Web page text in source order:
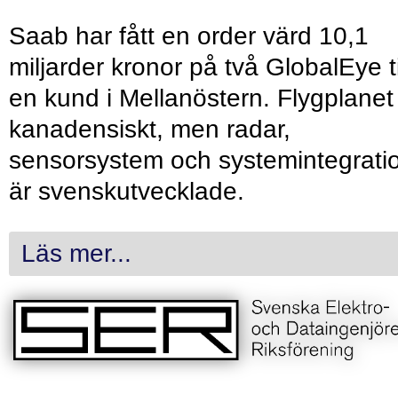
Saab har fått en order värd 10,1
miljarder kronor på två GlobalEye
en kund i Mellanöstern.
kanadensiskt, men radar,
sensorsystem och
är svenskutvecklade.
Läs mer...